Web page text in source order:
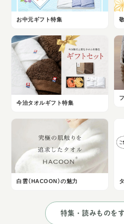
お中元ギフト特集
今治タオルギフト特集
白雲（HACOON）の魅力
特集・読みものを